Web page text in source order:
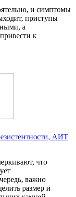
и симптомы
приступы
а
к
АИТ
что
важно
размер и